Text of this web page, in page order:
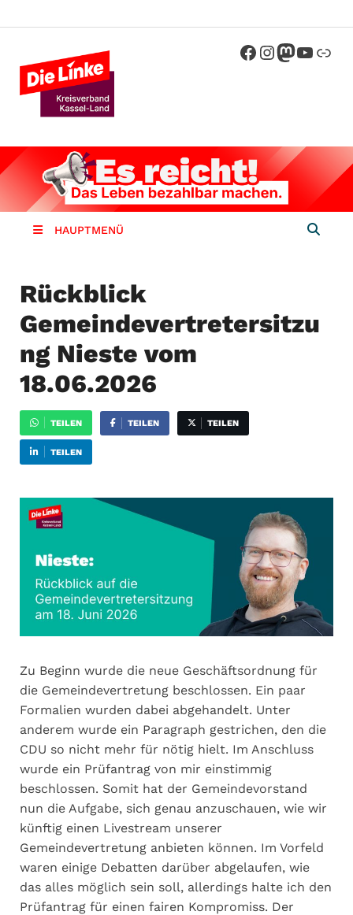
Land
HAUPTMENÜ
Rückblick
Gemeindevertretersitzu
ng Nieste vom
18.06.2026
TEILEN TEILEN TEILEN
TEILEN
Zu Beginn wurde die neue Geschäftsordnung für
die Gemeindevertretung beschlossen. Ein paar
Formalien wurden dabei abgehandelt. Unter
anderem wurde ein Paragraph gestrichen, den die
CDU so nicht mehr für nötig hielt. Im Anschluss
wurde ein Prüfantrag von mir einstimmig
beschlossen. Somit hat der Gemeindevorstand
nun die Aufgabe, sich genau anzuschauen, wie wir
künftig einen Livestream unserer
Gemeindevertretung anbieten können. Im Vorfeld
waren einige Debatten darüber abgelaufen, wie
das alles möglich sein soll, allerdings halte ich den
Prüfantrag für einen fairen Kompromiss. Der